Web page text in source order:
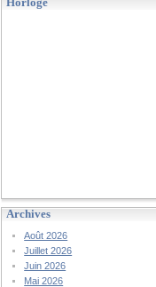
Archives
Août 2026
Juillet 2026
Juin 2026
Mai 2026